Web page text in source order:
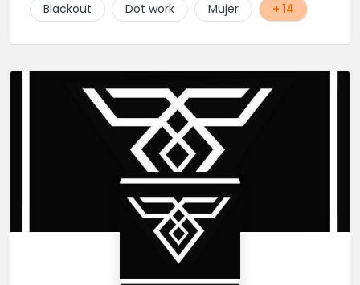
Blackout
Dot work Mujer + 14